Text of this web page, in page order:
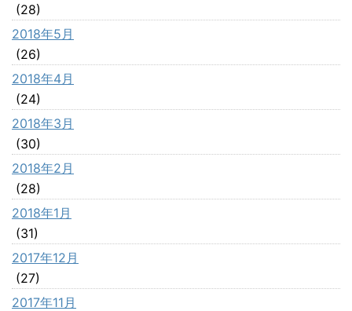
(28)
2018年5月
(26)
2018年4月
(24)
2018年3月
(30)
2018年2月
(28)
2018年1月
(31)
2017年12月
(27)
2017年11月